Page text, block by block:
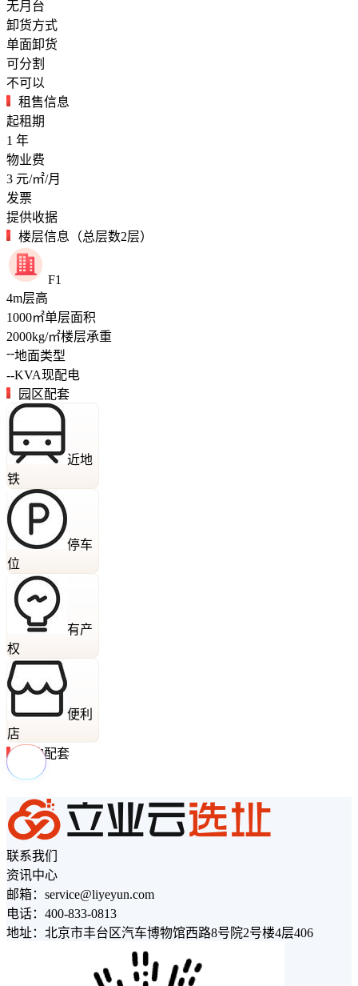
无月台
卸货方式
单面卸货
可分割
不可以
租售信息
起租期
1 年
物业费
3 元/㎡/月
发票
提供收据
楼层信息（总层数2层）
F1
4m层高
1000㎡单层面积
2000kg/㎡楼层承重
--地面类型
--KVA现配电
园区配套
近地
铁
停车
位
有产
权
便利
店
周边配套
联系我们
资讯中心
邮箱：service@liyeyun.com
电话：400-833-0813
地址：北京市丰台区汽车博物馆西路8号院2号楼4层406